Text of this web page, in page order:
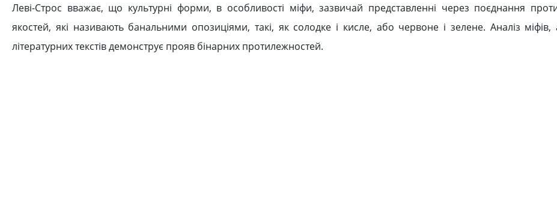
Леві-Строс вважає, що культурні форми, в особливості міфи, зазвичай представленні через поєднання
якостей, які називають банальними опозиціями, такі, як солодке і кисле, або червоне і зелене. Аналіз
літературних текстів демонструє прояв бінарних протилежностей.